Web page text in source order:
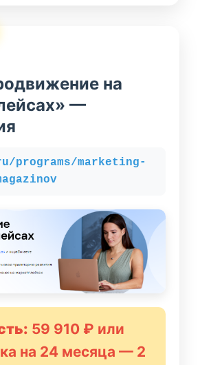
на
—
programs/marketing-
59 910 ₽ или
на 24 месяца — 2